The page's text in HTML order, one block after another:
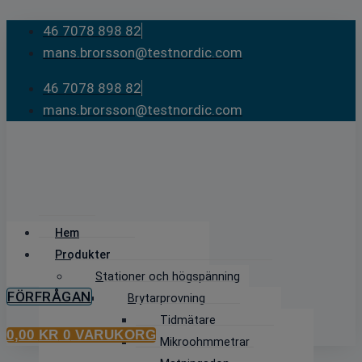
Skip
content
46 7078 898 82
mans.brorsson@testnordic.com
46 7078 898 82
mans.brorsson@testnordic.com
Hem
Produkter
Stationer och högspänning
Brytarprovning
Tidmätare
Mikroohmmetrar
FÖRFRÅGAN
0,00 KR 0 VARUKORG